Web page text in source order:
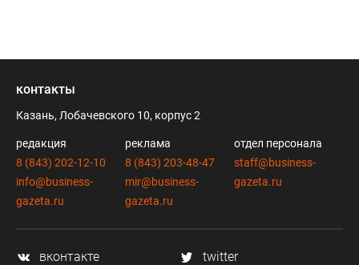
контакты
Казань, Лобачевского 10, корпус 2
редакция
8 (843) 202-12-10
info@business-
gazeta.ru
реклама
8 (843) 203-48-47
mir@business-
gazeta.ru
отдел персонала
staff@business-
gazeta.ru
вконтакте
twitter